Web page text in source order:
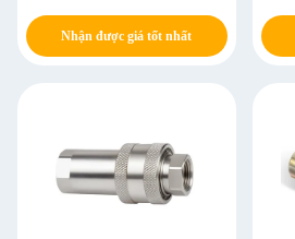
Nhận được giá tốt nhất